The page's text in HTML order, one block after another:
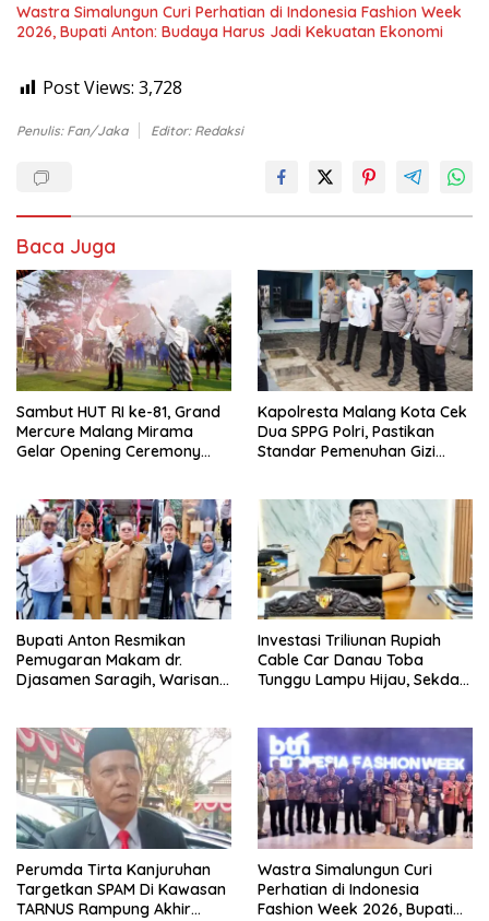
Wastra Simalungun Curi Perhatian di Indonesia Fashion Week
2026, Bupati Anton: Budaya Harus Jadi Kekuatan Ekonomi
Post Views: 3,728
Penulis: Fan/Jaka Editor: Redaksi
Baca Juga
Sambut HUT RI ke-81, Grand
Mercure Malang Mirama
Gelar Opening Ceremony
Kapolresta Malang Kota Cek
Dua SPPG Polri, Pastikan
Standar Pemenuhan Gizi
Bupati Anton Resmikan
Pemugaran Makam dr.
Djasamen Saragih, Warisan
Mendatang
Investasi Triliunan Rupiah
Cable Car Danau Toba
Tunggu Lampu Hijau, Sekda
Perumda Tirta Kanjuruhan
Targetkan SPAM Di Kawasan
TARNUS Rampung Akhir
Wastra Simalungun Curi
Perhatian di Indonesia
Fashion Week 2026, Bupati